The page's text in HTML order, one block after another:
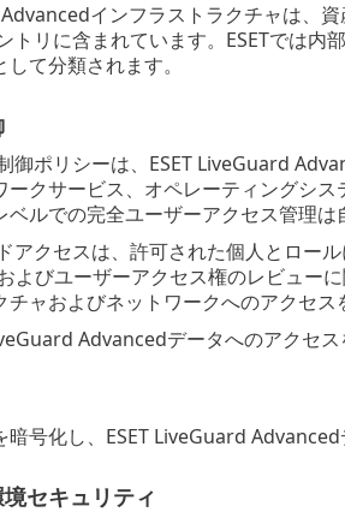
インフラストラクチャは、
トリに含まれています。ESETでは
て分類されます。
御ポリシーは、ESET LiveGuard
ークサービス、オペレーティングシ
ルでの完全ユーザーアクセス管理は
アクセスは、許可された個人とロー
よびユーザーアクセス権のレビュー
チャおよびネットワークへのアクセス
Advancedデータへのアクセ
号化し、ESET LiveGuard
セキュリティ